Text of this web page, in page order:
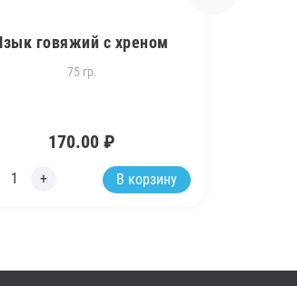
говяжий с хреном
75 гр.
170.00 ₽
В корзину